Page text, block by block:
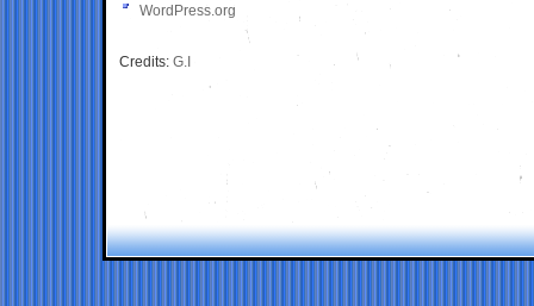
WordPress.org
Credits: G.I